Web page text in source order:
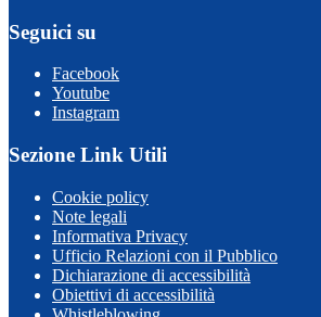
Seguici su
Facebook
Youtube
Instagram
Sezione Link Utili
Cookie policy
Note legali
Informativa Privacy
Ufficio Relazioni con il Pubblico
Dichiarazione di accessibilità
Obiettivi di accessibilità